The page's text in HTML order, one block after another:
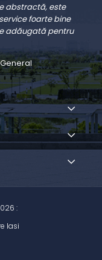
abstractă, este
foarte bine
adăugată pentru
:
Iasi